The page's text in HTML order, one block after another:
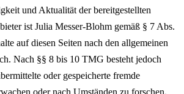
und Aktualität der bereitgestellten
ist Julia Messer-Blohm gemäß § 7 Abs.
auf diesen Seiten nach den allgemeinen
Nach §§ 8 bis 10 TMG besteht jedoch
oder gespeicherte fremde